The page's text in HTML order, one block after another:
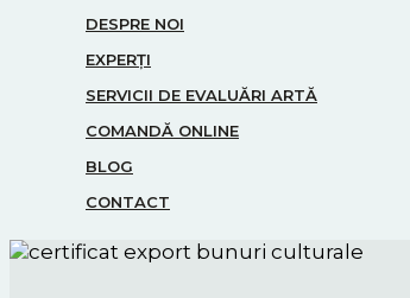
DESPRE NOI
EXPERȚI
SERVICII DE EVALUĂRI ARTĂ
COMANDĂ ONLINE
BLOG
CONTACT